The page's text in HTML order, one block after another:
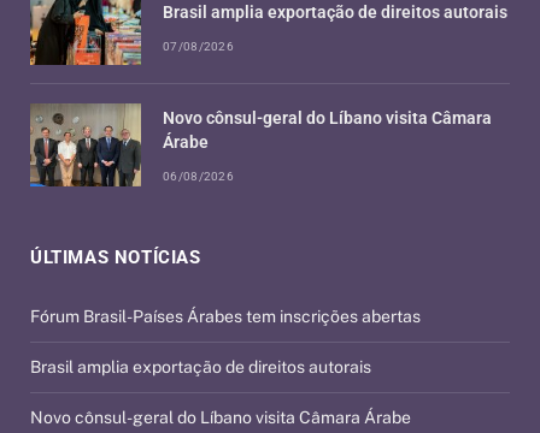
ÚLTIMAS NOTÍCIAS
Fórum Brasil-Países Árabes tem inscrições abertas
Brasil amplia exportação de direitos autorais
Novo cônsul-geral do Líbano visita Câmara Árabe
Brasil amplia exportação de direitos autorais
07/08/2026
Novo cônsul-geral do Líbano visita Câmara
Árabe
06/08/2026